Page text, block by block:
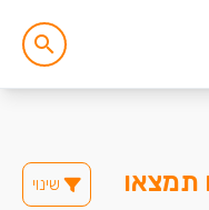
תמצאו
שינוי